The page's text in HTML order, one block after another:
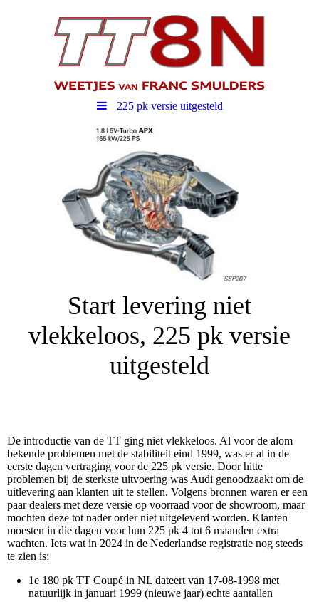
225 pk versie uitgesteld
Start levering niet
vlekkeloos, 225 pk versie
uitgesteld
De introductie van de TT ging niet vlekkeloos. Al voor de alom
bekende problemen met de stabiliteit eind 1999, was er al in de
eerste dagen vertraging voor de 225 pk versie. Door hitte
problemen bij de sterkste uitvoering was Audi genoodzaakt om de
uitlevering aan klanten uit te stellen. Volgens bronnen waren er een
paar dealers met deze versie op voorraad voor de showroom, maar
mochten deze tot nader order niet uitgeleverd worden. Klanten
moesten in die dagen voor hun 225 pk 4 tot 6 maanden extra
wachten. Iets wat in 2024 in de Nederlandse registratie nog steeds
te zien is:
1e 180 pk TT Coupé in NL dateert van 17-08-1998 met
natuurlijk in januari 1999 (nieuwe jaar) echte aantallen